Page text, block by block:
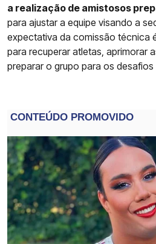
a realização de amistosos
para ajustar a equipe visando a
expectativa da comissão técnica
para recuperar atletas, aprimorar
preparar o grupo para os